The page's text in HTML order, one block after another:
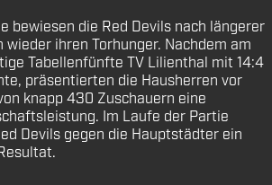
bewiesen die Red Devils nach längerer
ihren Torhunger. Nachdem am
Tabellenfünfte TV Lilienthal mit 14:4
präsentierten die Hausherren vor
knapp 430 Zuschauern eine
Im Laufe der Partie
Devils gegen die Hauptstädter ein